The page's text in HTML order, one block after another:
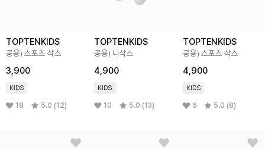
TOPTENKIDS
공용) 스포츠 삭스
3,900
KIDS
18 5.0 (12)
TOPTENKIDS
공용) 니삭스
4,900
KIDS
10 5.0 (13)
TOPTENKIDS
공용) 스포츠 삭스
4,900
KIDS
6 5.0 (8)